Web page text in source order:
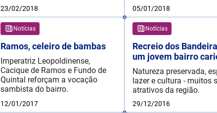
23/02/2018 05/01/2018
Notícias
Ramos, celeiro de bambas
Imperatriz Leopoldinense,
Cacique de Ramos e Fundo de
Quintal reforçam a vocação
sambista do bairro.
12/01/2017
Notícias
Recreio dos
um jovem bairro
Natureza preservada,
lazer e cultura - muitos
atrativos da região.
29/12/2016